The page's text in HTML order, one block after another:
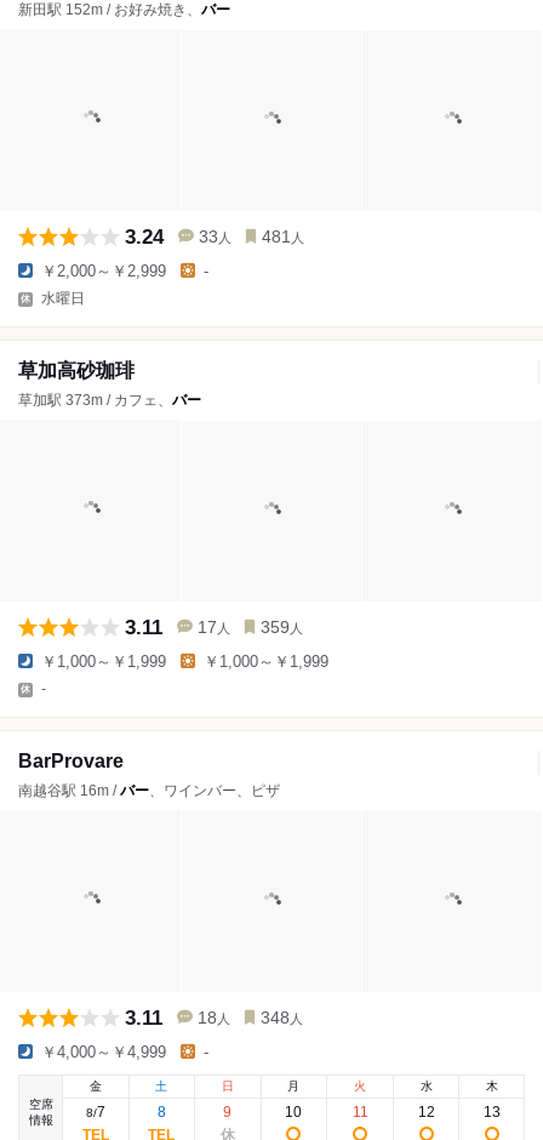
新田駅 152m / お好み焼き、 バー
3.24 33 人 481 人
￥2,000～￥2,999 -
水曜日
草加高砂珈琲
草加駅 373m / カフェ、 バー
3.11 17 人 359 人
￥1,000～￥1,999 ￥1,000～￥1,999
-
BarProvare
南越谷駅 16m /バー、ワインバー、ピザ
3.11 18 人 348 人
￥4,000～￥4,999 -
空席
情報
金
8/7
土
8
日
9
月
10
火
11
水
12
木
13